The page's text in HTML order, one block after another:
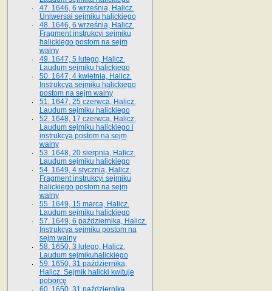
47. 1646, 6 września, Halicz.
Uniwersał sejmiku halickiego
48. 1646, 6 września, Halicz.
Fragment instrukcyi sejmiku
halickiego postom na sejm
walny
49. 1647, 5 lutego, Halicz.
Laudum sejmiku halickiego
50. 1647, 4 kwietnia, Halicz.
Instrukcya sejmiku halickiego
postom na sejm walny
51. 1647, 25 czerwca, Halicz.
Laudum sejmiku halickiego
52. 1648, 17 czerwca, Halicz.
Laudum sejmiku halickiego i
instrukcya postom na sejm
walny
53. 1648, 20 sierpnia, Halicz.
Laudum sejmiku halickiego
54. 1649, 4 stycznia, Halicz.
Fragment instrukcyi sejmiku
halickiego postom na sejm
walny
55. 1649, 15 marca, Halicz.
Laudum sejmiku halickiego
57. 1649, 6 października, Halicz.
Instrukcya sejmiku postom na
sejm walny
58. 1650, 3 lutego, Halicz.
Laudum sejmikuhalickiego
59. 1650, 31 października,
Halicz. Sejmik halicki kwituje
poborcę
60. 1650, 31 października,